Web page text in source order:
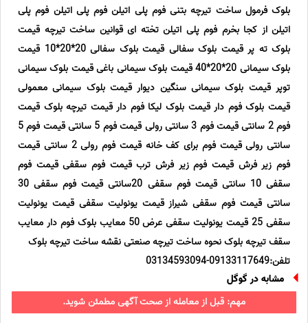
بلوک فرمول ساخت تیرچه بتنی فوم پلی اتیلن فوم پلی اتیلن فوم پلی
اتیلن از کجا بخرم فوم پلی اتیلن تخته ای قوانین ساخت تیرچه قیمت
بلوک ته پر قیمت بلوک سفالی قیمت بلوک سفالی 20*20*10 قیمت
بلوک سیمانی 20*20*40 قیمت بلوک سیمانی باغی قیمت بلوک سیمانی
توپر قیمت بلوک سیمانی سنگین دیوار قیمت بلوک سیمانی معمولی
قیمت بلوک فوم دار قیمت بلوک لیکا فوم دار قیمت تیرچه بلوک قیمت
فوم 2 سانتی قیمت فوم 3 سانتی رولی قیمت فوم 5 سانتی قیمت فوم 5
سانتی رولی قیمت فوم برای کف خانه قیمت فوم رولی 2 سانتی قیمت
فوم زیر فرش قیمت فوم زیر فرش ترب قیمت فوم سقفی قیمت فوم
سقفی 10 سانتی قیمت فوم سقفی 20سانتی قیمت فوم سقفی 30
سانتی قیمت فوم سقفی شیراز قیمت یونولیت سقفی قیمت یونولیت
سقفی 25 قیمت یونولیت سقفی عرض 50 معایب بلوک فوم دار معایب
سقف تیرچه بلوک نحوه ساخت تیرچه صنعتی نقشه ساخت تیرچه بلوک
تلفن:09133117649-03134593094
مشابه در گوگل
مهم: قبل از معامله از صحت آگهی مطمئن شوید.